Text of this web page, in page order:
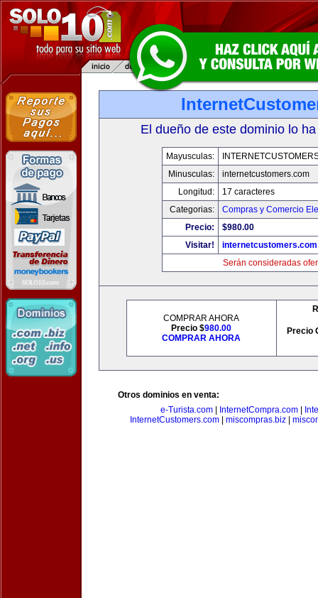
El dueño de este dominio lo
Mayusculas:
Minusculas:
internetcustomers.com
Longitud:
17 caracteres
Categorias:
Compras y Comercio
Precio:
$980.00
Visitar!
internetcustomers.com
Serán consideradas
COMPRAR AHORA
Precio $980.00
COMPRAR AHORA
Precio
Otros dominios en venta:
e-Turista.com
InternetCompra.com
InternetCustomers.com| miscompras.biz|